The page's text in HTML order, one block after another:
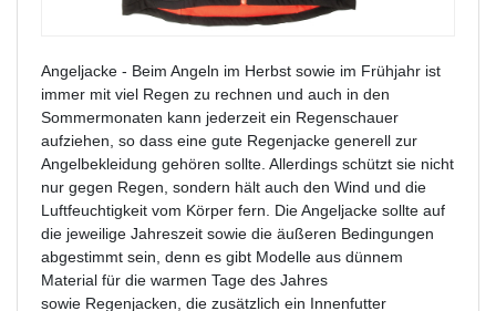
Angeljacke - Beim Angeln im Herbst sowie im Frühjahr ist
immer mit viel Regen zu rechnen und auch in den
Sommermonaten kann jederzeit ein Regenschauer
aufziehen, so dass eine gute Regenjacke generell zur
Angelbekleidung gehören sollte. Allerdings schützt sie nicht
nur gegen Regen, sondern hält auch den Wind und die
Luftfeuchtigkeit vom Körper fern. Die Angeljacke sollte auf
die jeweilige Jahreszeit sowie die äußeren Bedingungen
abgestimmt sein, denn es gibt Modelle aus dünnem
Material für die warmen Tage des Jahres
sowie Regenjacken, die zusätzlich ein Innenfutter